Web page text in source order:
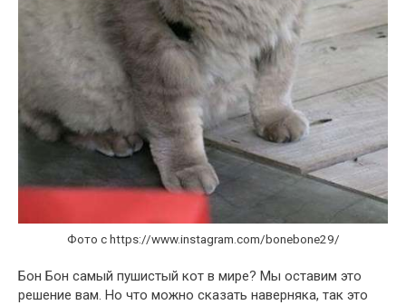
Фото с https://www.instagram.com/bonebone29/
Бон Бон самый пушистый кот в мире? Мы оставим это
решение вам. Но что можно сказать наверняка, так это